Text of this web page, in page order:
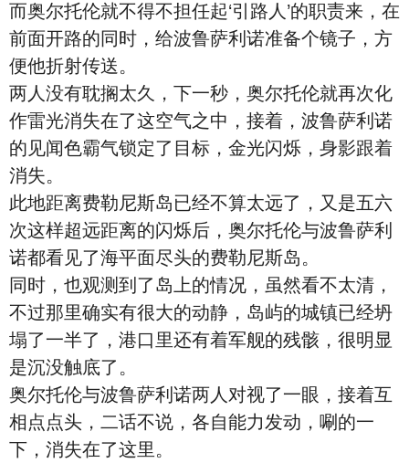
而奥尔托伦就不得不担任起‘引路人’的职责来，在
前面开路的同时，给波鲁萨利诺准备个镜子，方
便他折射传送。
两人没有耽搁太久，下一秒，奥尔托伦就再次化
作雷光消失在了这空气之中，接着，波鲁萨利诺
的见闻色霸气锁定了目标，金光闪烁，身影跟着
消失。
此地距离费勒尼斯岛已经不算太远了，又是五六
次这样超远距离的闪烁后，奥尔托伦与波鲁萨利
诺都看见了海平面尽头的费勒尼斯岛。
同时，也观测到了岛上的情况，虽然看不太清，
不过那里确实有很大的动静，岛屿的城镇已经坍
塌了一半了，港口里还有着军舰的残骸，很明显
是沉没触底了。
奥尔托伦与波鲁萨利诺两人对视了一眼，接着互
相点点头，二话不说，各自能力发动，唰的一
下，消失在了这里。